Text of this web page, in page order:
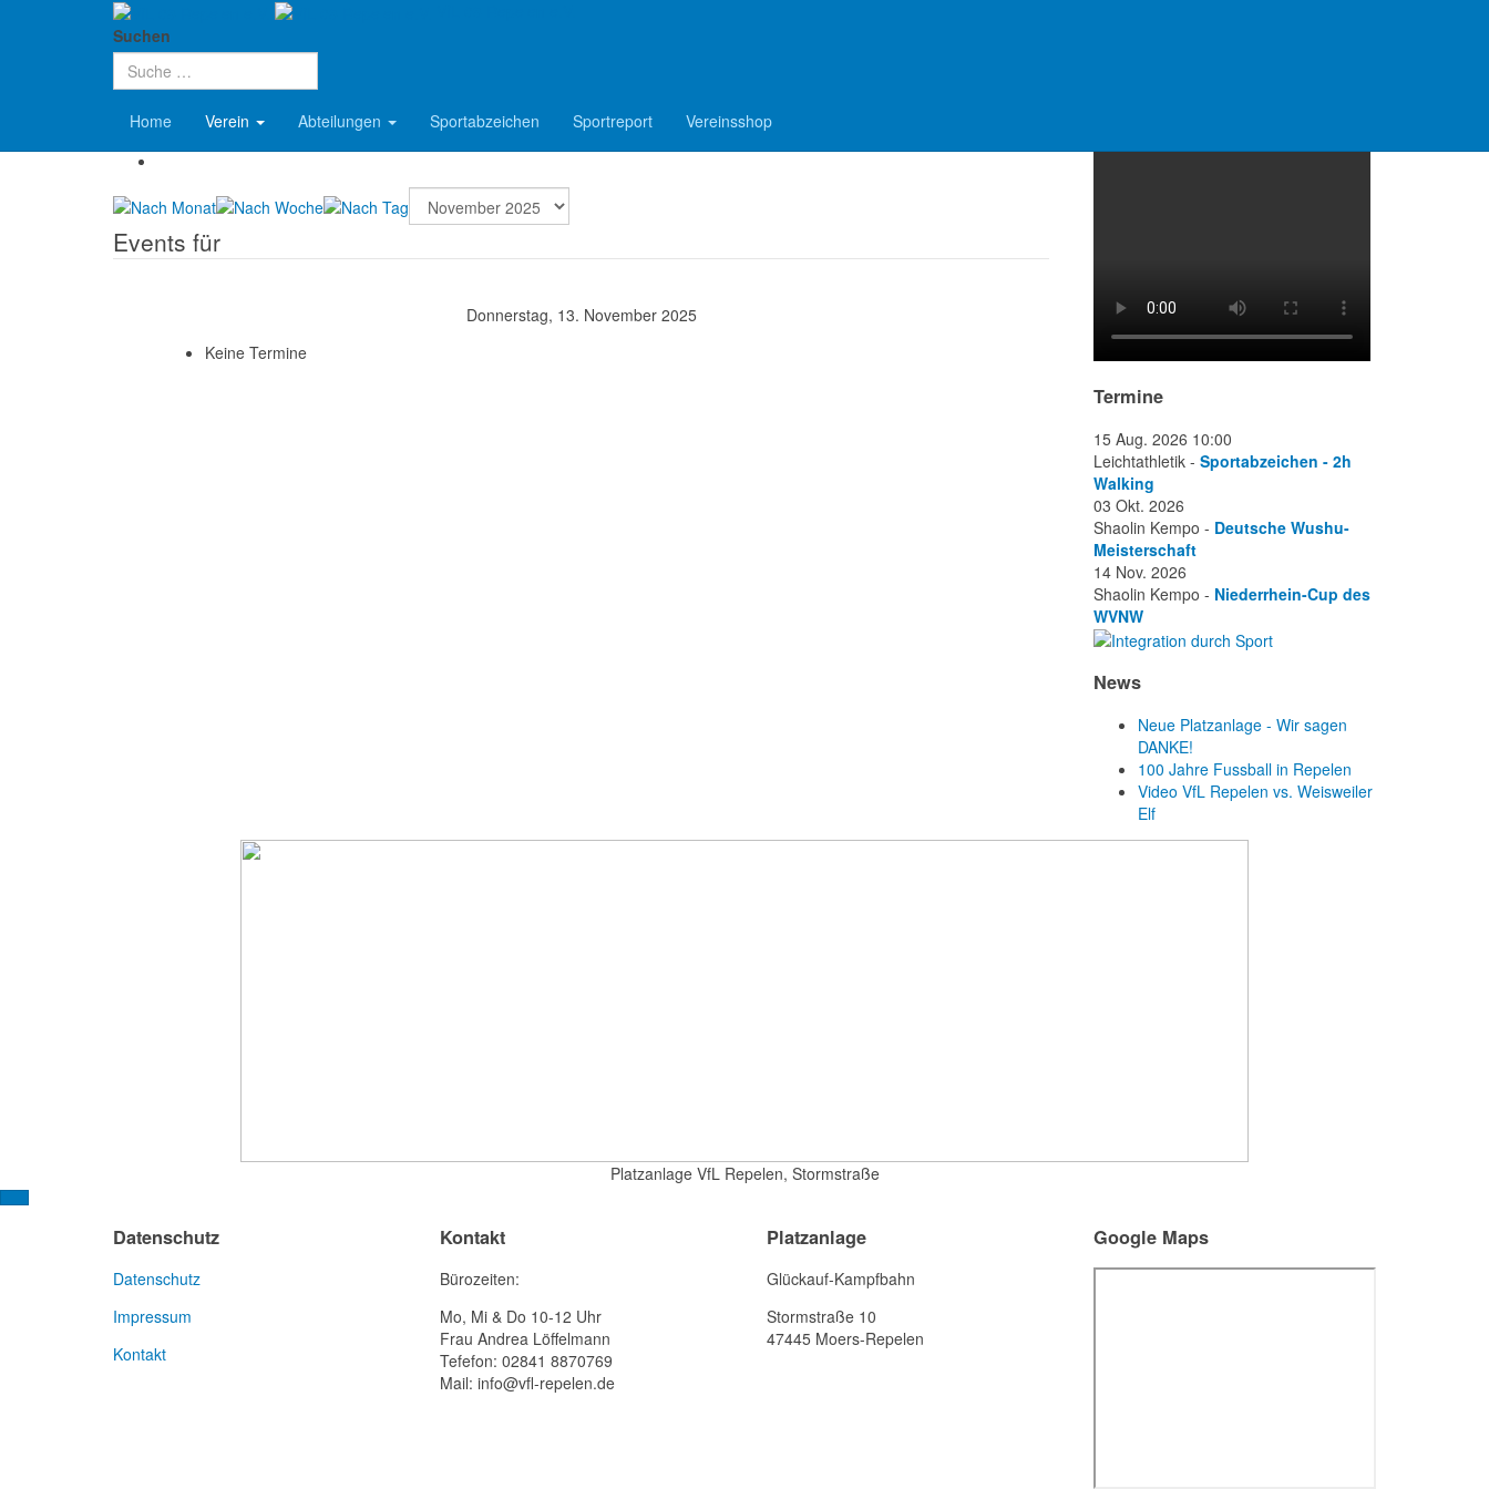
Suchen
Home Verein Abteilungen Sportabzeichen Sportreport Vereinsshop
Aktuelle Seite:
Terminkalender
Events für
Donnerstag, 13. November 2025
Keine Termine
Termine
15 Aug. 2026 10:00
Leichtathletik - Sportabzeichen - 2h
Walking
03 Okt. 2026
Shaolin Kempo - Deutsche Wushu-
Meisterschaft
14 Nov. 2026
Shaolin Kempo - Niederrhein-Cup des
WVNW
News
Neue Platzanlage - Wir sagen
DANKE!
100 Jahre Fussball in Repelen
Video VfL Repelen vs. Weisweiler
Elf
Platzanlage VfL Repelen, Stormstraße
Datenschutz
Datenschutz
Impressum
Kontakt
Kontakt
Bürozeiten:
Mo, Mi & Do 10-12 Uhr
Frau Andrea Löffelmann
Tefefon: 02841 8870769
Mail: info@vfl-repelen.de
Platzanlage
Glückauf-Kampfbahn
Stormstraße 10
47445 Moers-Repelen
Google Maps